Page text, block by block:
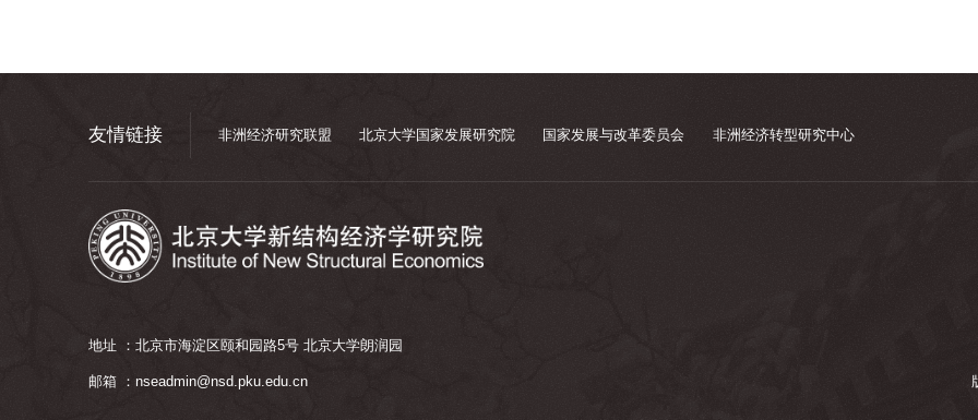
友情链接 非洲经济研究联盟 北京大学国家发展研究院 国家发展与改革委员会 非洲经济转型研究中心
地址 ：北京市海淀区颐和园路5号 北京大学朗润园
邮箱 ：nseadmin@nsd.pku.edu.cn